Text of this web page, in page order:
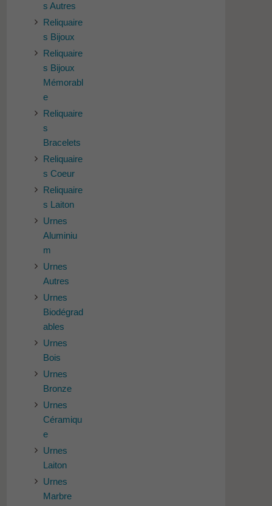
s Autres
Reliquaire
s Bijoux
Reliquaire
s Bijoux
Mémorabl
e
Reliquaire
s
Bracelets
Reliquaire
s Coeur
Reliquaire
s Laiton
Urnes
Aluminiu
m
Urnes
Autres
Urnes
Biodégrad
ables
Urnes
Bois
Urnes
Bronze
Urnes
Céramiqu
e
Urnes
Laiton
Urnes
Marbre